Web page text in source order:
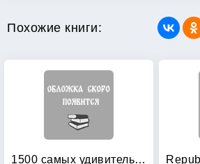
Похожие книги:
1500 самых удивительных птиц